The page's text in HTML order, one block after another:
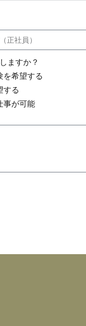
ますか？
を希望する
する
事が可能